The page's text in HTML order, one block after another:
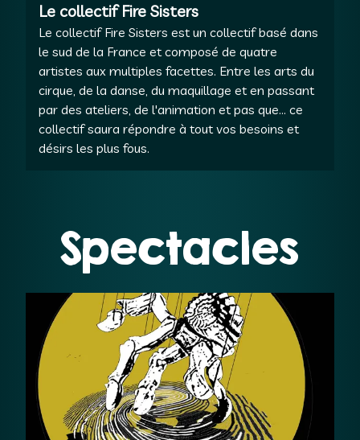
Le collectif Fire Sisters
Le collectif Fire Sisters est un collectif basé dans
le sud de la France et composé de quatre
artistes aux multiples facettes. Entre les arts du
cirque, de la danse, du maquillage et en passant
par des ateliers, de l'animation et pas que... ce
collectif saura répondre à tout vos besoins et
désirs les plus fous.
Spectacles